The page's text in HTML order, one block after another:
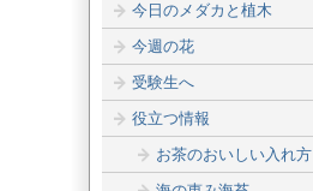
今日のメダカと植木
今週の花
受験生へ
役立つ情報
お茶のおいしい入れ方